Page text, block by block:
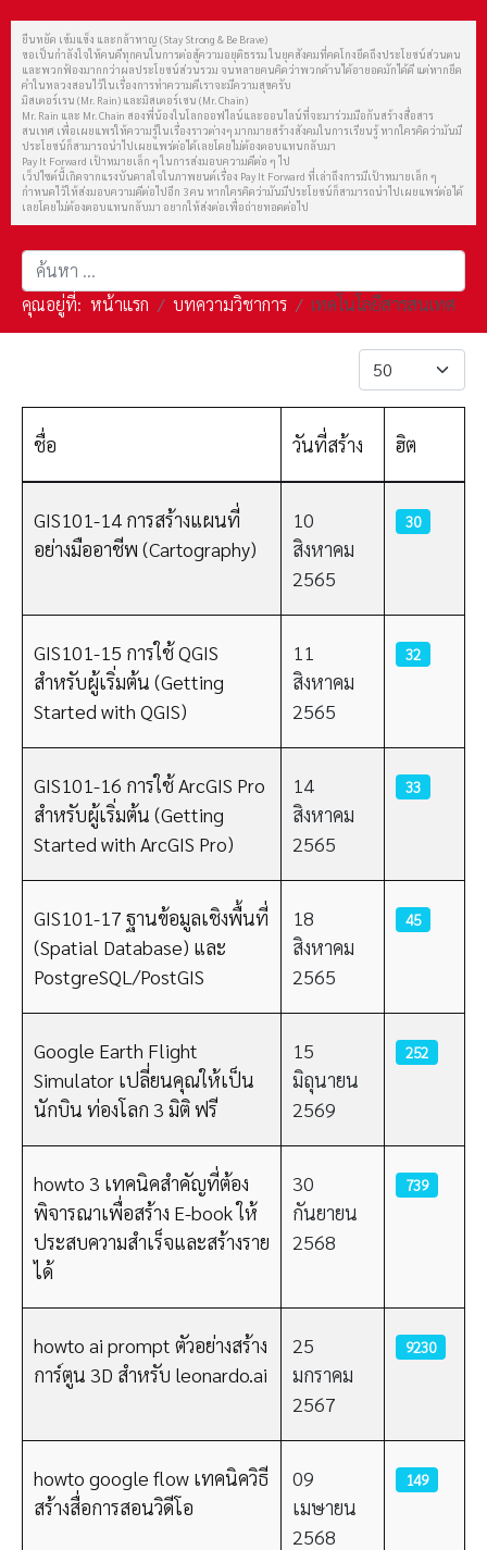
ยืนหยัด เข้มแข็ง และกล้าหาญ (Stay Strong & Be Brave)
ขอเป็นกำลังใจให้คนดีทุกคนในการต่อสู้ความอยุติธรรม ในยุคสังคมที่คดโกงยึดถึงประโยชน์ส่วนตน
และพวกฟ้องมากกว่าผลประโยชน์ส่วนรวม จนหลายคนคิดว่าพวกด้านได้อายอดมักได้ดี แต่หากยึด
คำในหลวงสอนไว้ในเรื่องการทำความดีเราจะมีความสุขครับ
มิสเตอร์เรน (Mr. Rain) และมิสเตอร์เชน (Mr. Chain)
Mr. Rain และ Mr. Chain สองพี่น้องในโลกออฟไลน์และออนไลน์ที่จะมาร่วมมือกันสร้างสื่อสาร
สนเทศ เพื่อเผยแพร่ให้ความรู้ในเรื่องราวต่างๆ มากมายสร้างสังคมในการเรียนรู้ หากใครคิดว่ามันมี
ประโยชน์ก็สามารถนำไปเผยแพร่ต่อได้เลยโดยไม่ต้องตอบแทนกลับมา
Pay It Forward เป้าหมายเล็ก ๆ ในการส่งมอบความดีต่อ ๆ ไป
เว็ปไซต์นี้เกิดจากแรงบันดาลใจในภาพยนต์เรื่อง Pay It Forward ที่เล่าถึงการมีเป้าหมายเล็ก ๆ
กำหนดไว้ให้ส่งมอบความดีต่อไปอีก 3 คน หากใครคิดว่ามันมีประโยชน์ก็สามารถนำไปเผยแพร่ต่อได้
เลยโดยไม่ต้องตอบแทนกลับมา อยากให้ส่งต่อเพื่อถ่ายทอดต่อไป
การค้นหา
คุณอยู่ที่: หน้าแรก บทความวิชาการ เทคโนโลยีสารสนเทศ
แสดง #
ชื่อ วันที่สร้าง ฮิต
GIS101-14 การสร้างแผนที่
อย่างมืออาชีพ (Cartography)
10
สิงหาคม
2565
30
GIS101-15 การใช้ QGIS
สำหรับผู้เริ่มต้น (Getting
Started with QGIS)
11
สิงหาคม
2565
32
GIS101-16 การใช้ ArcGIS Pro
สำหรับผู้เริ่มต้น (Getting
Started with ArcGIS Pro)
14
สิงหาคม
2565
33
GIS101-17 ฐานข้อมูลเชิงพื้นที่
(Spatial Database) และ
PostgreSQL/PostGIS
18
สิงหาคม
2565
45
Google Earth Flight
Simulator เปลี่ยนคุณให้เป็น
นักบิน ท่องโลก 3 มิติ ฟรี
15
มิถุนายน
2569
252
howto 3 เทคนิคสำคัญที่ต้อง
พิจารณาเพื่อสร้าง E-book ให้
ประสบความสำเร็จและสร้างราย
ได้
30
กันยายน
2568
739
howto ai prompt ตัวอย่างสร้าง
การ์ตูน 3D สำหรับ leonardo.ai
25
มกราคม
2567
9230
howto google flow เทคนิควิธี
สร้างสื่อการสอนวิดีโอ
09
เมษายน
2568
149